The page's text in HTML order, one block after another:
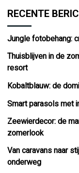
RECENTE
Jungle fotobehang:
Thuisblijven in de
resort
Kobaltblauw: de
Smart parasols met
Zeewierdecor: de
zomerlook
Van caravans naar
onderweg